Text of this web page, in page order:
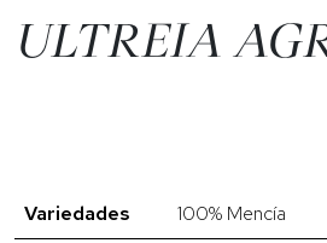
ULTREIA
Variedades
100% Mencía